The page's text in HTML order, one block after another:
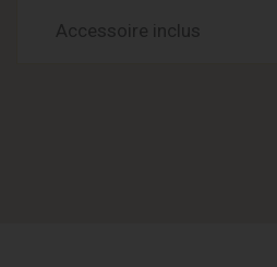
Accessoire inclus